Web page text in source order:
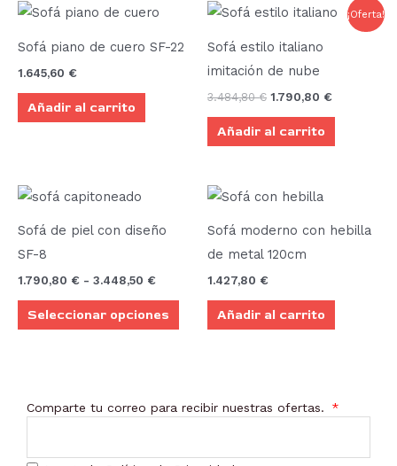
Sofá piano de cuero SF-22
1.645,60 €
Añadir al carrito
¡Oferta!
Sofá estilo italiano
imitación de nube
3.484,80€
El
era:
3.484,80 €.
1.790,80 €
El
precio
Añadir al carrito
Sofá de piel con diseño
SF-8
1.790,80 € - 3.448,50 €
desde
1.790,80 €
3.448,50 €
Seleccionar opciones
variantes.
elegir
la
Sofá moderno con hebilla
de metal 120cm
1.427,80 €
Añadir al carrito
Comparte tu correo para recibir nuestras ofertas.